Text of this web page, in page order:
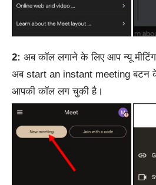
2: अब कॉल लगाने के लिए आप न्यू
अब start an instant meeting बटन
आपकी कॉल लग चुकी है।